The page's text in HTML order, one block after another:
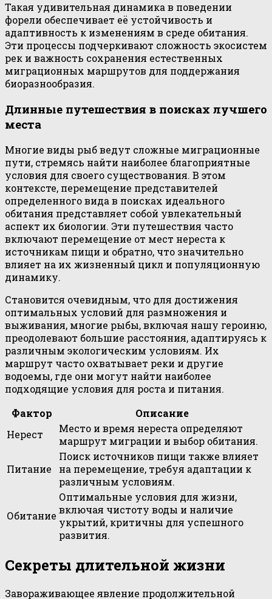
Такая удивительная динамика в поведении
форели обеспечивает её устойчивость и
адаптивность к изменениям в среде обитания.
Эти процессы подчеркивают сложность экосистем
рек и важность сохранения естественных
миграционных маршрутов для поддержания
биоразнообразия.
Длинные путешествия в поисках лучшего
места
Многие виды рыб ведут сложные миграционные
пути, стремясь найти наиболее благоприятные
условия для своего существования. В этом
контексте, перемещение представителей
определенного вида в поисках идеального
обитания представляет собой увлекательный
аспект их биологии. Эти путешествия часто
включают перемещение от мест нереста к
источникам пищи и обратно, что значительно
влияет на их жизненный цикл и популяционную
динамику.
Становится очевидным, что для достижения
оптимальных условий для размножения и
выживания, многие рыбы, включая нашу героиню,
преодолевают большие расстояния, адаптируясь к
различным экологическим условиям. Их
маршрут часто охватывает реки и другие
водоемы, где они могут найти наиболее
подходящие условия для роста и питания.
Фактор
Описание
Нерест
Место и время нереста определяют
маршрут миграции и выбор обитания.
Питание
Поиск источников пищи также влияет
на перемещение, требуя адаптации к
различным условиям.
Обитание
Оптимальные условия для жизни,
включая чистоту воды и наличие
укрытий, критичны для успешного
развития.
Секреты длительной жизни
Завораживающее явление продолжительной